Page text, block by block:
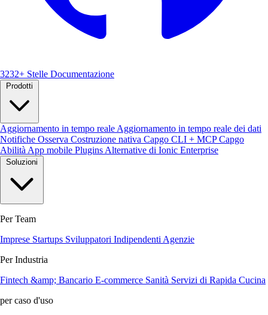
3232+ Stelle Documentazione
Prodotti
Aggiornamento in tempo reale Aggiornamento in tempo reale dei dati
Notifiche Osserva Costruzione nativa Capgo CLI + MCPCapgo
Abilità App mobile Plugins Alternative di Ionic Enterprise
Soluzioni
Per Team
Imprese Startups Sviluppatori Indipendenti Agenzie
Per Industria
Fintech &amp; Bancario E-commerce Sanità Servizi di Rapida Cucina
per caso d'uso